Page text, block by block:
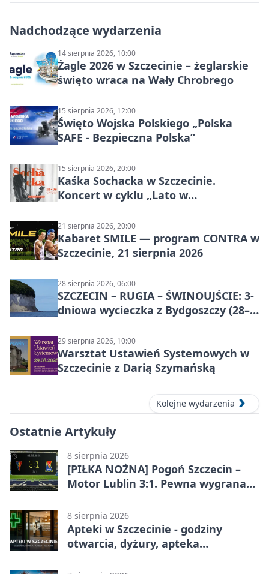
Nadchodzące wydarzenia
14 sierpnia 2026, 10:00
Żagle 2026 w Szczecinie – żeglarskie
święto wraca na Wały Chrobrego
15 sierpnia 2026, 12:00
Święto Wojska Polskiego „Polska
SAFE - Bezpieczna Polska”
15 sierpnia 2026, 20:00
Kaśka Sochacka w Szczecinie.
Koncert w cyklu „Lato w
21 sierpnia 2026, 20:00
Kabaret SMILE — program CONTRA w
Szczecinie, 21 sierpnia 2026
28 sierpnia 2026, 06:00
SZCZECIN – RUGIA – ŚWINOUJŚCIE: 3-
dniowa wycieczka z Bydgoszczy (28–
29 sierpnia 2026, 10:00
Warsztat Ustawień Systemowych w
Szczecinie z Darią Szymańską
Kolejne wydarzenia
Ostatnie Artykuły
8 sierpnia 2026
[PIŁKA NOŻNA] Pogoń Szczecin –
Motor Lublin 3:1. Pewna wygrana
8 sierpnia 2026
Apteki w Szczecinie - godziny
otwarcia, dyżury, apteka